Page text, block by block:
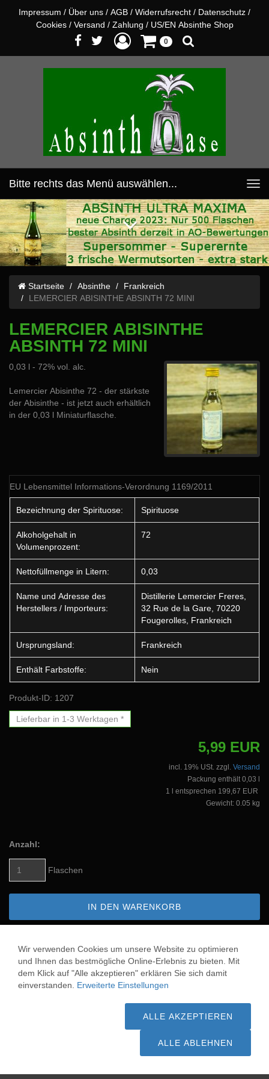
Impressum / Über uns / AGB / Widerrufsrecht / Datenschutz /
Cookies / Versand / Zahlung / US/EN Absinthe Shop
0
Bitte rechts das Menü auswählen...
Startseite Absinthe
Frankreich
LEMERCIER ABISINTHE ABSINTH 72 MINI
LEMERCIER ABISINTHE
ABSINTH 72 MINI
0,03 l - 72% vol. alc.
Lemercier Abisinthe 72 - der stärkste
der Abisinthe - ist jetzt auch erhältlich
in der 0,03 l Miniaturflasche.
EU Lebensmittel Informations-Verordnung 1169/2011
Bezeichnung der Spirituose: Spirituose
Alkoholgehalt in
Volumenprozent:
72
Nettofüllmenge in Litern: 0,03
Name und Adresse des
Herstellers / Importeurs:
Distillerie Lemercier Freres,
32 Rue de la Gare, 70220
Fougerolles, Frankreich
Ursprungsland: Frankreich
Enthält Farbstoffe: Nein
Produkt-ID: 1207
Lieferbar in 1-3 Werktagen *
5,99 EUR
incl. 19% USt. zzgl. Versand
Packung enthält 0,03 l
1 l entsprechen 199,67 EUR
Gewicht: 0.05 kg
Anzahl:
Flaschen
IN DEN WARENKORB
LEMERCIER ABISINTHE ABSINTH 72 MIDI
* Gilt für Lieferungen nach Deutschland. Lieferzeiten für andere
Wir verwenden Cookies um unsere Website zu optimieren
und Ihnen das bestmögliche Online-Erlebnis zu bieten. Mit
dem Klick auf "Alle akzeptieren" erklären Sie sich damit
einverstanden. Erweiterte Einstellungen
ALLE AKZEPTIEREN
ALLE ABLEHNEN